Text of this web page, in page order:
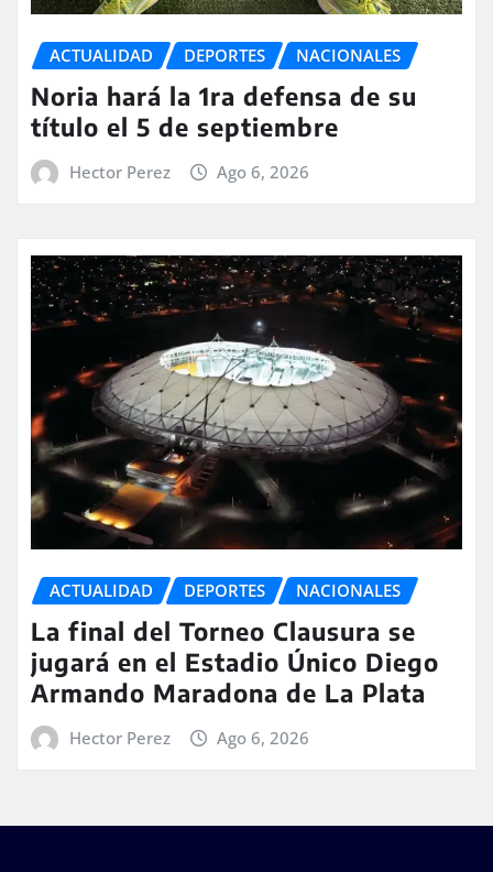
ACTUALIDAD DEPORTES NACIONALES
Noria hará la 1ra defensa de su
título el 5 de septiembre
Hector Perez Ago 6, 2026
ACTUALIDAD DEPORTES NACIONALES
La final del Torneo Clausura se
jugará en el Estadio Único Diego
Armando Maradona de La Plata
Hector Perez Ago 6, 2026